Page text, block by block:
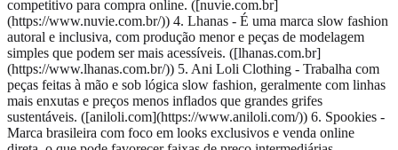
competitivo para compra online. ([nuvie.com.br]
(https://www.nuvie.com.br/)) 4. Lhanas - É uma marca slow fashion
autoral e inclusiva, com produção menor e peças de modelagem
simples que podem ser mais acessíveis. ([lhanas.com.br]
(https://www.lhanas.com.br/)) 5. Ani Loli Clothing - Trabalha com
peças feitas à mão e sob lógica slow fashion, geralmente com linhas
mais enxutas e preços menos inflados que grandes grifes
sustentáveis. ([aniloli.com](https://www.aniloli.com/)) 6. Spookies -
Marca brasileira com foco em looks exclusivos e venda online